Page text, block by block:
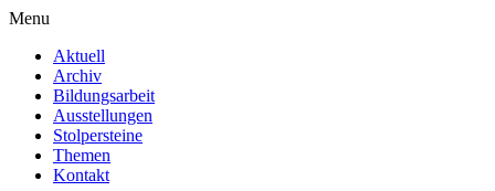
Menu
Aktuell
Archiv
Bildungsarbeit
Ausstellungen
Stolpersteine
Themen
Kontakt